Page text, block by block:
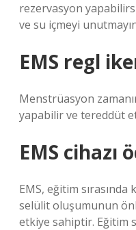
rezervasyon
ve su içmeyi
EMS regl
Menstrüasyon
yapabilir ve tereddüt
EMS cihazı
EMS, eğitim
selülit oluşumunun
etkiye sahiptir. Eğitim